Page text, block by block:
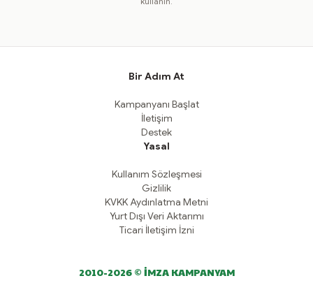
Bir Adım At
Kampanyanı Başlat
İletişim
Destek
Yasal
Kullanım Sözleşmesi
Gizlilik
KVKK Aydınlatma Metni
Yurt Dışı Veri Aktarımı
Ticari İletişim İzni
2010-2026 © İMZA KAMPANYAM